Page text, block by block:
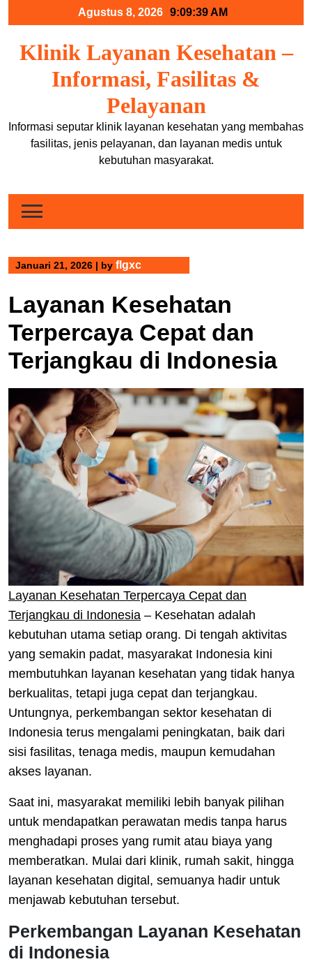
Agustus 8, 2026 9:09:40 AM
Klinik Layanan Kesehatan –
Informasi, Fasilitas &
Pelayanan
Informasi seputar klinik layanan kesehatan yang membahas
fasilitas, jenis pelayanan, dan layanan medis untuk
kebutuhan masyarakat.
Januari 21, 2026 | by flgxc
Layanan Kesehatan
Terpercaya Cepat dan
Terjangkau di Indonesia
Layanan Kesehatan Terpercaya Cepat dan
Terjangkau di Indonesia – Kesehatan adalah
kebutuhan utama setiap orang. Di tengah aktivitas
yang semakin padat, masyarakat Indonesia kini
membutuhkan layanan kesehatan yang tidak hanya
berkualitas, tetapi juga cepat dan terjangkau.
Untungnya, perkembangan sektor kesehatan di
Indonesia terus mengalami peningkatan, baik dari
sisi fasilitas, tenaga medis, maupun kemudahan
akses layanan.
Saat ini, masyarakat memiliki lebih banyak pilihan
untuk mendapatkan perawatan medis tanpa harus
menghadapi proses yang rumit atau biaya yang
memberatkan. Mulai dari klinik, rumah sakit, hingga
layanan kesehatan digital, semuanya hadir untuk
menjawab kebutuhan tersebut.
Perkembangan Layanan Kesehatan
di Indonesia